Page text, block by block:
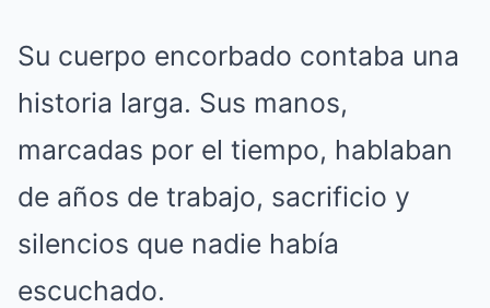
Su cuerpo encorbado contaba una
historia larga. Sus manos,
marcadas por el tiempo, hablaban
de años de trabajo, sacrificio y
silencios que nadie había
escuchado.